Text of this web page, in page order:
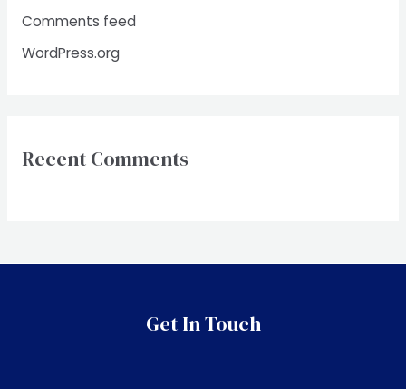
Comments feed
WordPress.org
Recent Comments
Get In Touch